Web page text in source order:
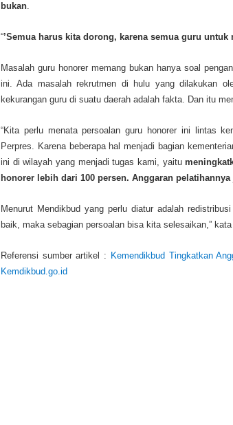
bukan.
“’Semua harus kita dorong, karena semua guru
Masalah guru honorer memang bukan hanya soal
ini. Ada masalah rekrutmen di hulu yang dilakukan
kekurangan guru di suatu daerah adalah fakta. Dan itu
“Kita perlu menata persoalan guru honorer ini lintas
Perpres. Karena beberapa hal menjadi bagian
ini di wilayah yang menjadi tugas kami, yaitu
honorer lebih dari 100 persen. Anggaran
Menurut Mendikbud yang perlu diatur adalah
baik, maka sebagian persoalan bisa kita selesaikan,”
Referensi sumber artikel : Kemendikbud Tingkatkan
Kemdikbud.go.id